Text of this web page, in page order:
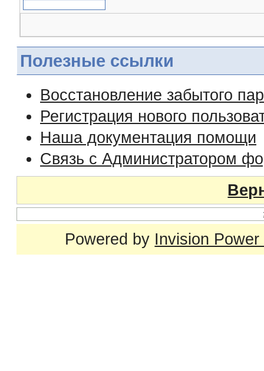
Полезные ссылки
Восстановление забытого
Регистрация нового
Наша документация помощи
Связь с Администратором
Powered by Invision Power